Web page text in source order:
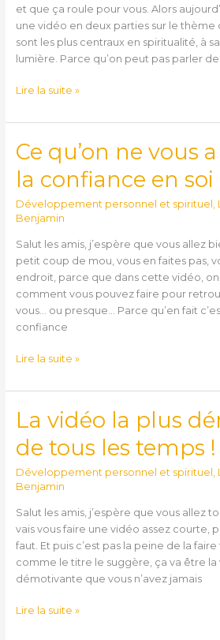
et que ça roule pour vous. Alors
une vidéo en deux parties sur le
sont les plus centraux en spiritualité, à
lumière. Parce qu’on peut pas parler de
Lire la suite »
Ce qu’on ne vous
la confiance en soi
Développement personnel et spirituel ,
Benjamin
Salut les amis, j’espère que vous allez
petit coup de mou, vous en faites pas,
endroit, parce que dans cette vidéo,
comment vous pouvez faire pour
vous… ou presque… Parce qu’en fait
confiance
Ce
qu’on
ne
dit
sur
la
confiance
en
soi
Lire la suite »
La vidéo la plus
de tous les temps !
Développement personnel et spirituel ,
Benjamin
Salut les amis, j’espère que vous allez
vais vous faire une vidéo assez courte,
faut. Et puis c’est pas la peine de la
comme le titre le suggère, ça va être la
démotivante que vous n’avez jamais
La
vidéo
la
démotivante
tous
les
temps
!
Lire la suite »